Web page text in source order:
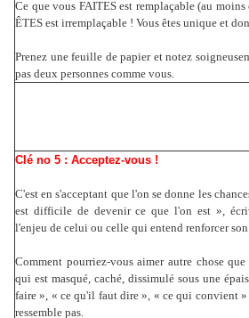
Ce que vous FAITES est remplaçable (au
ÊTES est irremplaçable ! Vous êtes unique et
Prenez une feuille de papier et notez
pas deux personnes comme vous.
Clé no 5 : Acceptez-vous !
C'est en s'acceptant que l'on se donne les
est difficile de devenir ce que l'on est »,
l'enjeu de celui ou celle qui entend renforcer
Comment pourriez-vous aimer autre chose
qui est masqué, caché, dissimulé sous une
faire », « ce qu'il faut dire », « ce qui convient
ressemble pas.